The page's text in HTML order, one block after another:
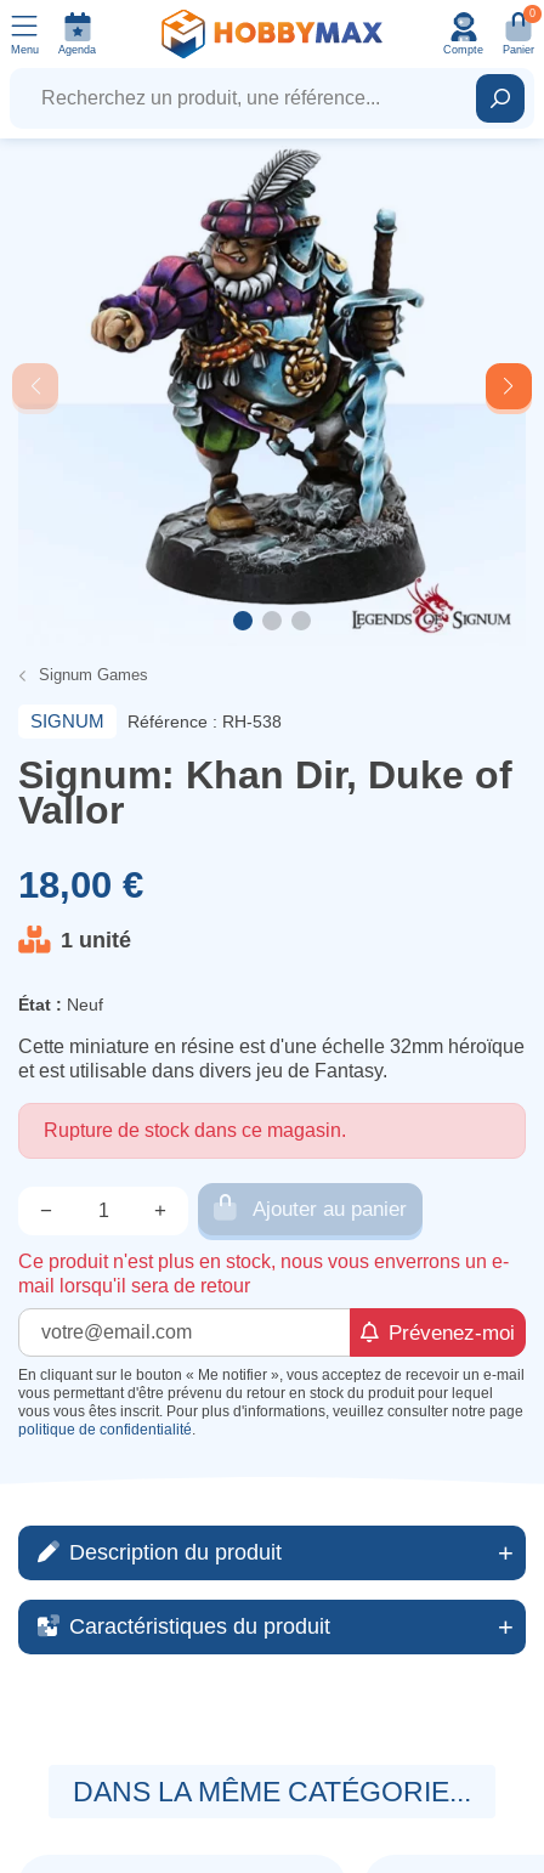
Menu Agenda Compte
0
Panier
Recherchez un produit, une référence...
Signum Games
SIGNUM Référence : RH-538
Signum: Khan Dir, Duke of
Vallor
18,00 €
1 unité
État : Neuf
Cette miniature en résine est d'une échelle 32mm héroïque
et est utilisable dans divers jeu de Fantasy.
Rupture de stock dans ce magasin.
− + Ajouter au panier
Ce produit n'est plus en stock, nous vous enverrons un e-
mail lorsqu'il sera de retour
Prévenez-moi
En cliquant sur le bouton « Me notifier », vous acceptez de recevoir un e-mail
vous permettant d'être prévenu du retour en stock du produit pour lequel
vous vous êtes inscrit. Pour plus d'informations, veuillez consulter notre page
politique de confidentialité.
Description du produit
Caractéristiques du produit
DANS LA MÊME CATÉGORIE...